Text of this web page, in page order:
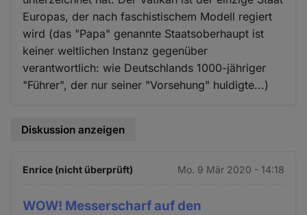
Europas, der nach faschistischem Modell regiert
wird (das "Papa" genannte Staatsoberhaupt ist
keiner weltlichen Instanz gegenüber
verantwortlich: wie Deutschlands 1000-jähriger
"Führer", der nur seiner "Vorsehung" huldigte...)
Diskussion anzeigen
Enrice (nicht überprüft) Mo. 9 Mär 2020 - 14:18
WOW! Messerscharf auf den